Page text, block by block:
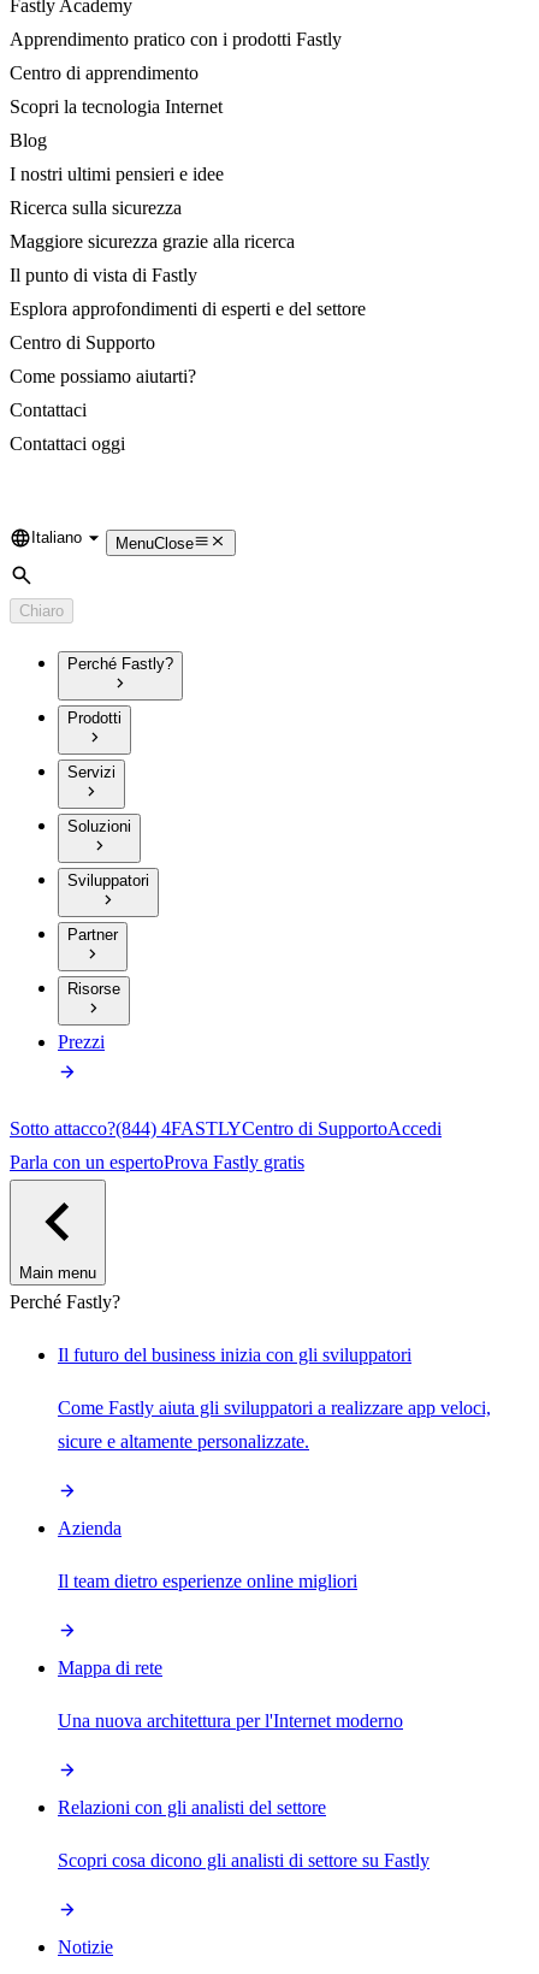
Fastly Academy
Apprendimento pratico con i prodotti Fastly
Centro di apprendimento
Scopri la tecnologia Internet
Blog
I nostri ultimi pensieri e idee
Ricerca sulla sicurezza
Maggiore sicurezza grazie alla ricerca
Il punto di vista di Fastly
Esplora approfondimenti di esperti e del settore
Centro di Supporto
Come possiamo aiutarti?
Contattaci
Contattaci oggi
Language
Italiano MenuClose
Cerca
Chiaro
Perché Fastly?
Prodotti
Servizi
Soluzioni
Sviluppatori
Partner
Risorse
Prezzi
Sotto attacco?(844) 4FASTLYCentro di SupportoAccedi
Parla con un espertoProva Fastly gratis
Main menu
Perché Fastly?
Il futuro del business inizia con gli sviluppatori
Come Fastly aiuta gli sviluppatori a realizzare app veloci,
sicure e altamente personalizzate.
Azienda
Il team dietro esperienze online migliori
Mappa di rete
Una nuova architettura per l'Internet moderno
Relazioni con gli analisti del settore
Scopri cosa dicono gli analisti di settore su Fastly
Notizie